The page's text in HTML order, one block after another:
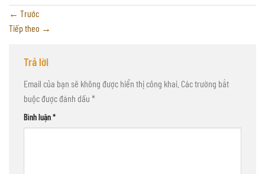
← Trước
Tiếp theo →
Trả lời
Email của bạn sẽ không được hiển thị công khai. Các trường bắt
buộc được đánh dấu *
Bình luận*